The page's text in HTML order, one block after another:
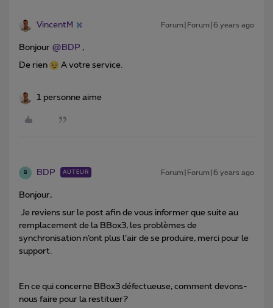
VincentM Forum|Forum|6 years ago
Bonjour @BDP ,
De rien A votre service.
1 personne aime
B BDP AUTEUR Forum|Forum|6 years ago
Bonjour,
Je reviens sur le post afin de vous informer que suite au
remplacement de la BBox3, les problèmes de
synchronisation n’ont plus l’air de se produire, merci pour le
support.
En ce qui concerne BBox3 défectueuse, comment devons-
nous faire pour la restituer?